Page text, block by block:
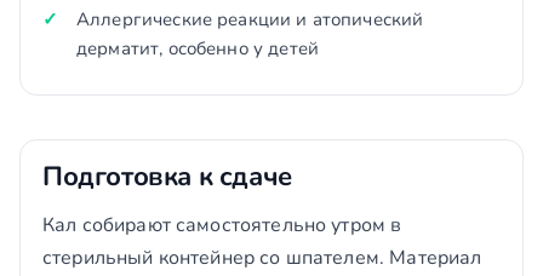
Аллергические реакции и атопический
дерматит, особенно у детей
Подготовка к сдаче
Кал собирают самостоятельно утром в
стерильный контейнер со шпателем. Материал